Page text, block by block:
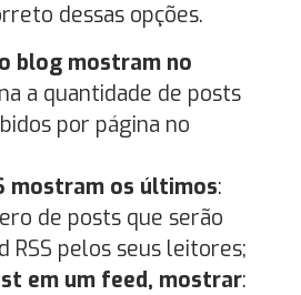
dessas opções.
blog mostram no
a quantidade de posts
por página no
mostram os últimos:
de posts que serão
RSS pelos seus leitores;
em um feed, mostrar: